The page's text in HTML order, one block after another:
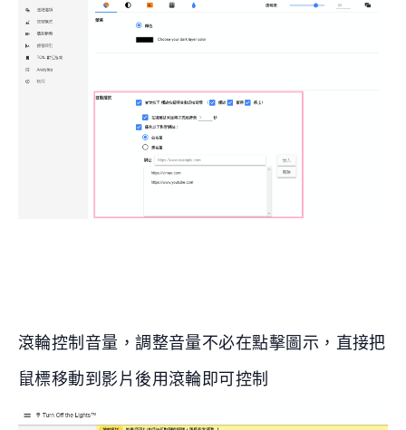
滾輪控制音量，調整音量不必在點擊圖示，直接把
鼠標移動到影片後用滾輪即可控制